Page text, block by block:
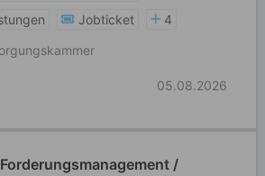
Jobticket
4
05.08.2026
/